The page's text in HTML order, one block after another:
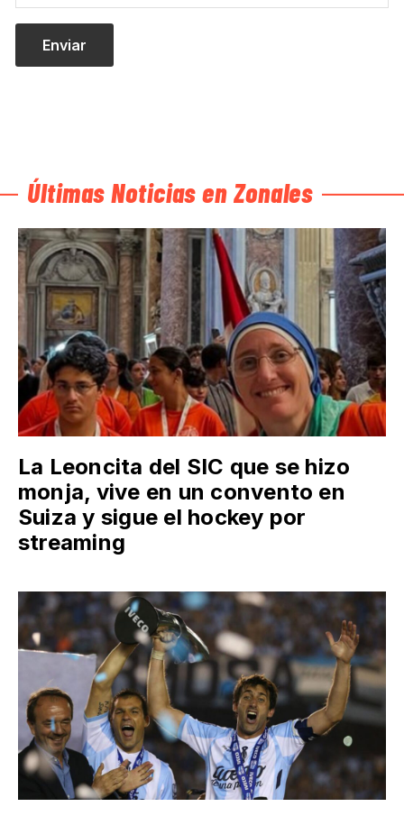
Últimas Noticias en Zonales
La Leoncita del SIC que se hizo
monja, vive en un convento en
Suiza y sigue el hockey por
streaming